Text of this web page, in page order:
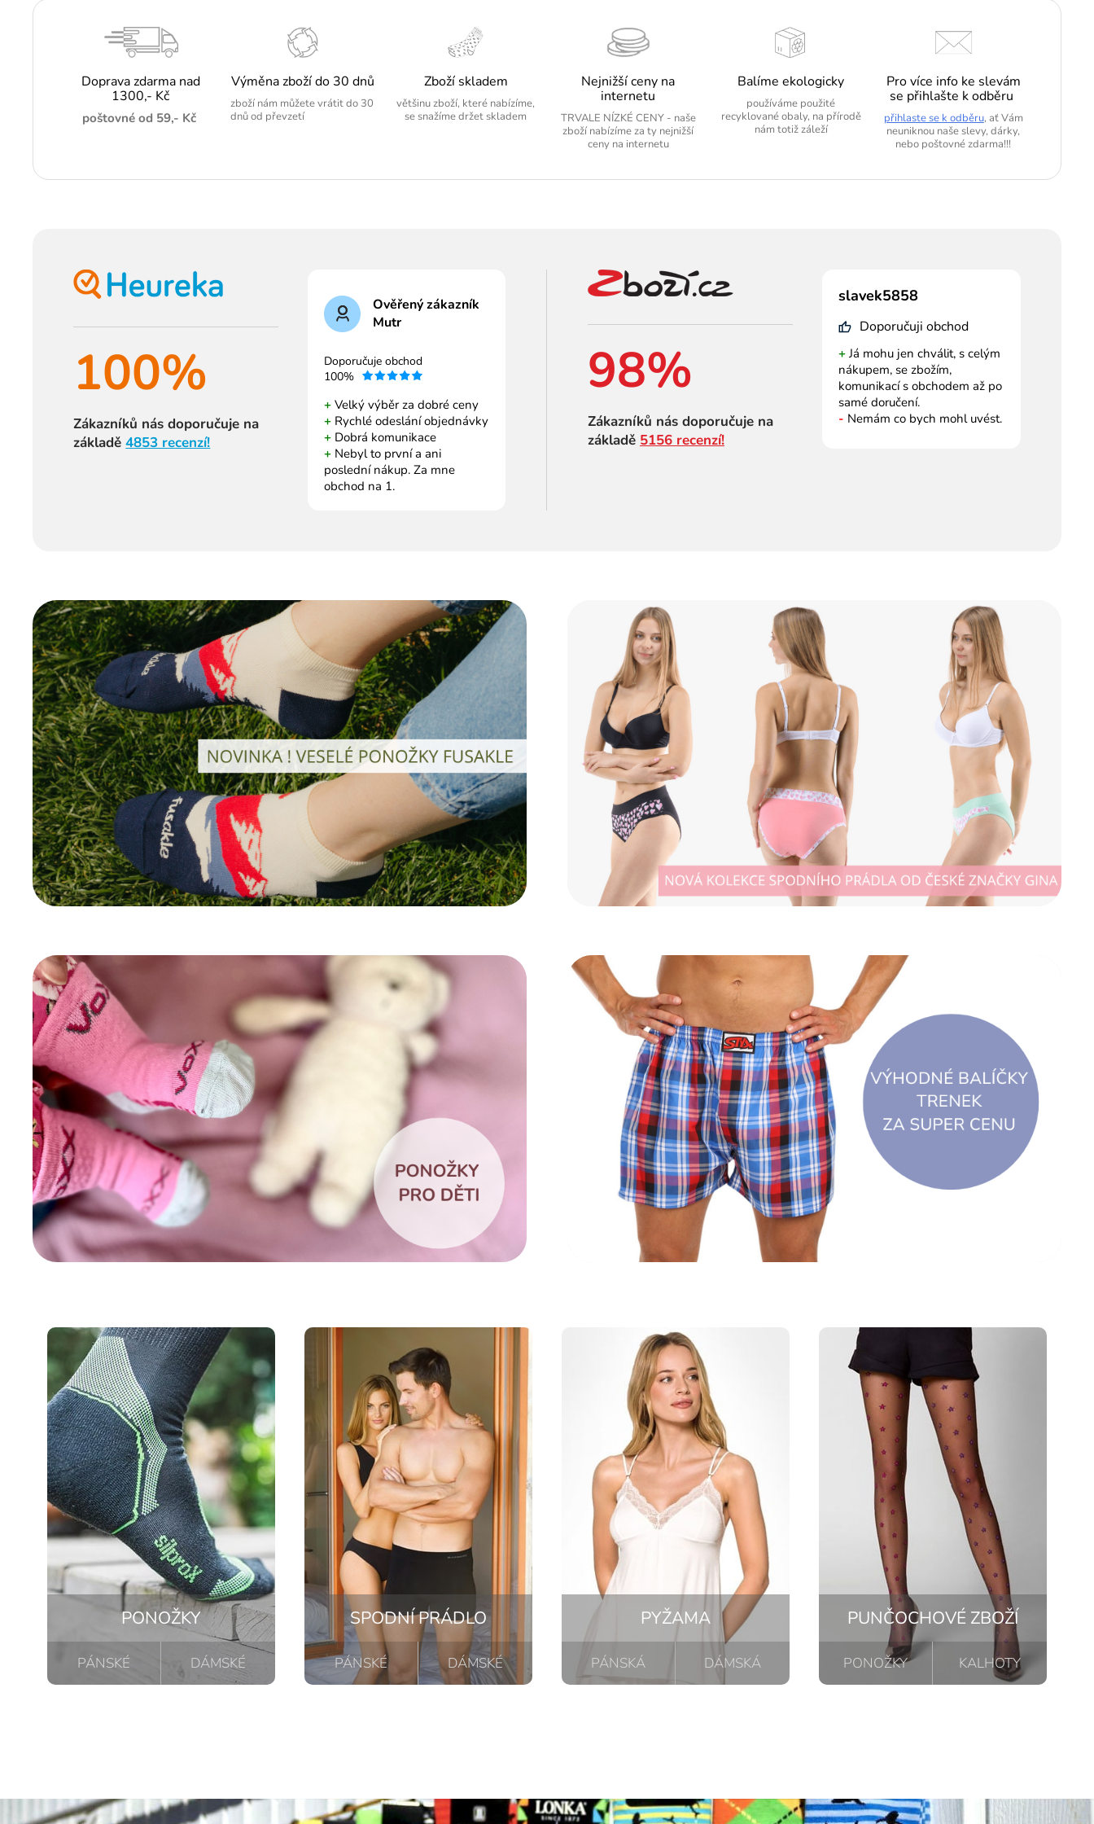
Doprava zdarma nad
1300,- Kč
poštovné od 59,- Kč
Výměna zboží do 30 dnů
zboží nám můžete vrátit do 30
dnů od převzetí
Zboží skladem
většinu zboží, které nabízíme,
se snažíme držet skladem
Nejnižší ceny na
internetu
TRVALE NÍZKÉ CENY - naše
zboží nabízíme za ty nejnižší
ceny na internetu
Balíme ekologicky
používáme použité
recyklované obaly, na přírodě
nám totiž záleží
Pro více info ke slevám
se přihlašte k odběru
přihlaste se k odběru, ať Vám
neuniknou naše slevy, dárky,
nebo poštovné zdarma!!!
100%
Zákazníků nás doporučuje na
základě4853 recenzí!
Ověřený zákazník
Mutr
Doporučuje obchod
100%
+ Velký výběr za dobré ceny
+ Rychlé odeslání objednávky
+ Dobrá komunikace
+ Nebyl to první a ani
poslední nákup. Za mne
obchod na 1.
98%
Zákazníků nás doporučuje na
základě 5156 recenzí!
slavek5858
Doporučuji obchod
+Já mohu jen chválit, s celým
nákupem, se zbožím,
komunikací s obchodem až po
samé doručení.
- Nemám co bych mohl uvést.
PONOŽKY
PÁNSKÉ DÁMSKÉ
SPODNÍ PRÁDLO
PÁNSKÉ DÁMSKÉ
PYŽAMA
PÁNSKÁ DÁMSKÁ
PUNČOCHOVÉ ZBOŽÍ
PONOŽKY KALHOTY